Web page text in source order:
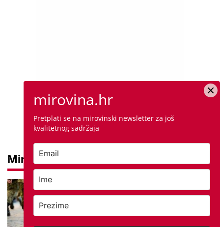
Mirovine
dvije kategorije, a prima ih oko
140.000 umirovljenika
mirovina.hr
Pretplati se na mirovinski newsletter za još
kvalitetnog sadržaja